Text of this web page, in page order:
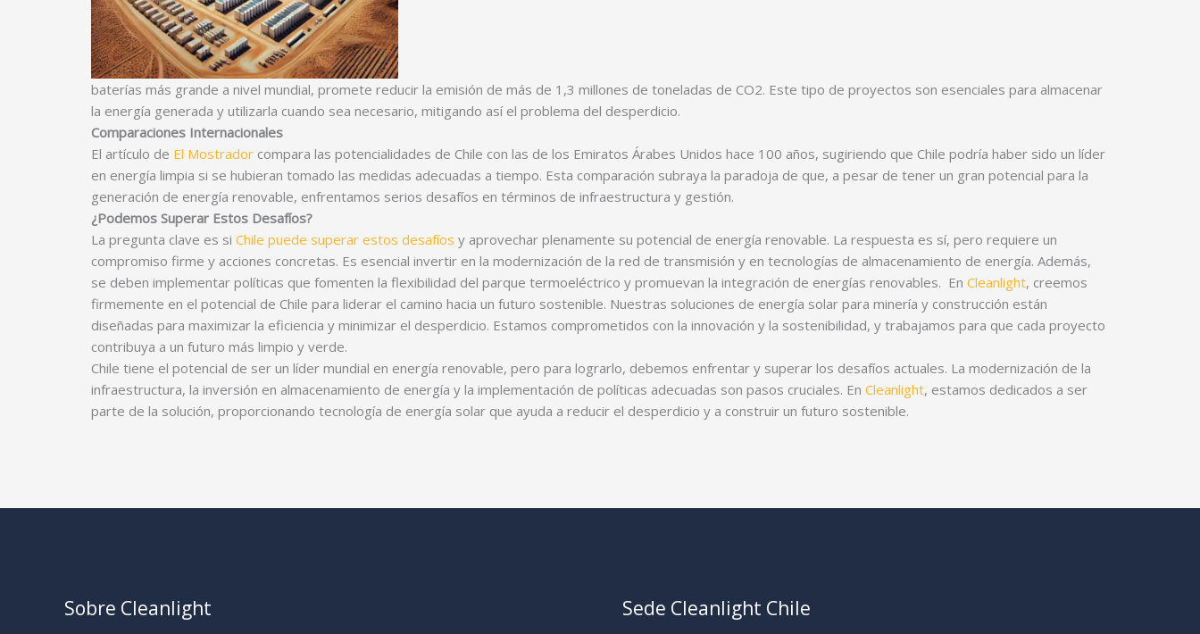
baterías más grande a nivel mundial, promete reducir la emisión de más de 1,3 millones de toneladas de CO2. Este tipo de proyectos son esenciales para almacenar
la energía generada y utilizarla cuando sea necesario, mitigando así el problema del desperdicio.
Comparaciones Internacionales
El artículo de El Mostrador compara las potencialidades de Chile con las de los Emiratos Árabes Unidos hace 100 años, sugiriendo que Chile podría haber sido un líder
en energía limpia si se hubieran tomado las medidas adecuadas a tiempo. Esta comparación subraya la paradoja de que, a pesar de tener un gran potencial para la
generación de energía renovable, enfrentamos serios desafíos en términos de infraestructura y gestión.
¿Podemos Superar Estos Desafíos?
La pregunta clave es si Chile puede superar estos desafíos y aprovechar plenamente su potencial de energía renovable. La respuesta es sí, pero requiere un
compromiso firme y acciones concretas. Es esencial invertir en la modernización de la red de transmisión y en tecnologías de almacenamiento de energía. Además,
se deben implementar políticas que fomenten la flexibilidad del parque termoeléctrico y promuevan la integración de energías renovables. En Cleanlight, creemos
firmemente en el potencial de Chile para liderar el camino hacia un futuro sostenible. Nuestras soluciones de energía solar para minería y construcción están
diseñadas para maximizar la eficiencia y minimizar el desperdicio. Estamos comprometidos con la innovación y la sostenibilidad, y trabajamos para que cada proyecto
contribuya a un futuro más limpio y verde.
Chile tiene el potencial de ser un líder mundial en energía renovable, pero para lograrlo, debemos enfrentar y superar los desafíos actuales. La modernización de la
infraestructura, la inversión en almacenamiento de energía y la implementación de políticas adecuadas son pasos cruciales. En Cleanlight, estamos dedicados a ser
parte de la solución, proporcionando tecnología de energía solar que ayuda a reducir el desperdicio y a construir un futuro sostenible.
Sobre Cleanlight Sede Cleanlight Chile